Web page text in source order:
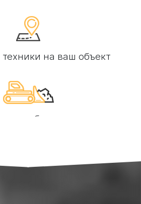
техники на ваш объект
необходимых работ